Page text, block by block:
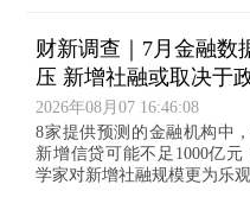
财新调查｜7月金融数
压 新增社融或取决于
2026年08月07 16:46:08
8家提供预测的金融机构中
新增信贷可能不足1000亿
学家对新增社融规模更为乐观